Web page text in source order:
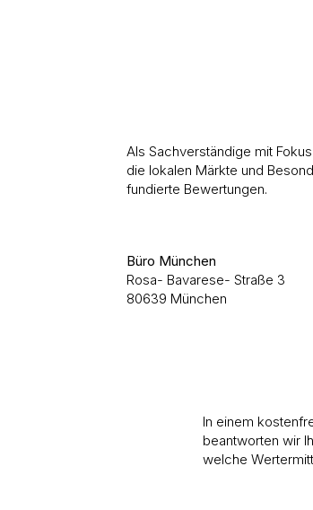
Als Sachverständige mit
die lokalen Märkte und
fundierte Bewertungen.
Büro München
Rosa- Bavarese- Straße 3
80639 München
In einem
beantworten wir
welche